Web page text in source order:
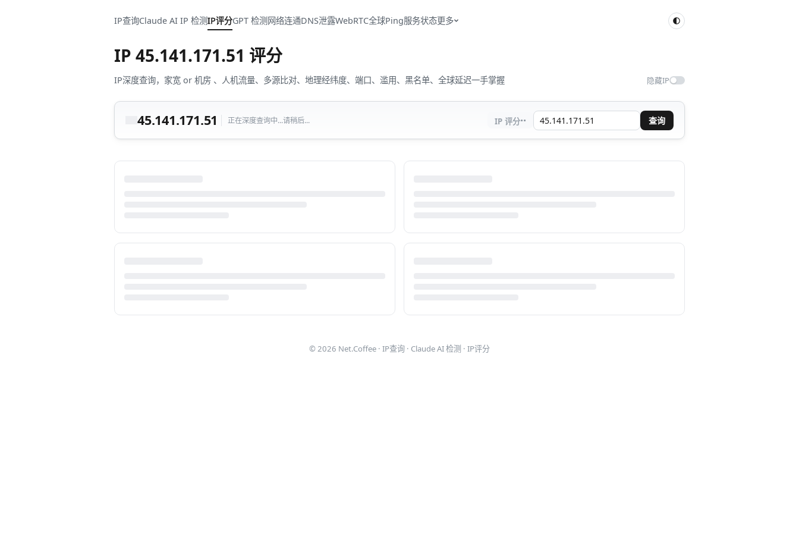
IP查询Claude AI IP 检测IP评分GPT 检测网络连通DNS泄露WebRTC全球Ping服务状态更多
IP 45.141.171.51 评分
IP深度查询，家宽 or 机房 、人机流量、多源比对、地理经纬度、端口、滥用、黑名单、全球延迟一手掌握 隐藏IP
45.141.171.51 正在深度查询中...请稍后... IP 评分·· 查询
© 2026 Net.Coffee · IP查询 · Claude AI 检测 · IP评分